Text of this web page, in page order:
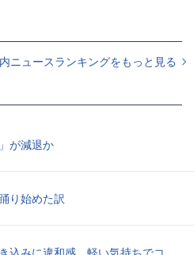
ニュースランキングをもっと見る
が減退か
り始めた訳